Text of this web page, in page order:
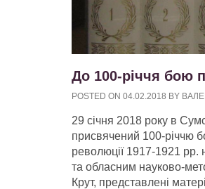
До 100-річчя бою
POSTED ON 04.02.2018 BY
29 січня 2018 року в
присвячений 100-річчю
революції 1917-1921 рр.
та обласним науково-
Крут, представлені